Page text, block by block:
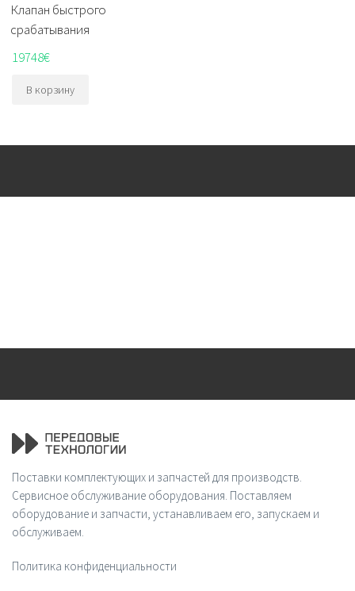
Клапан быстрого
срабатывания
19748€
В корзину
Поставки комплектующих и запчастей для производств.
Сервисное обслуживание оборудования. Поставляем
оборудование и запчасти, устанавливаем его, запускаем и
обслуживаем.
Политика конфиденциальности